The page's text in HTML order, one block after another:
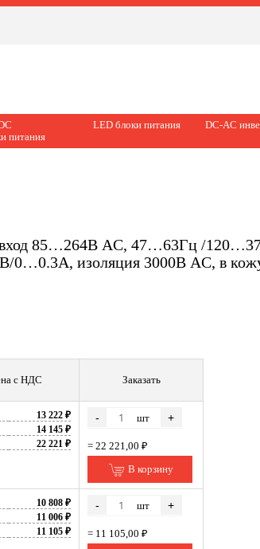
питания
LED блоки питания DC-AC
вход 85…264В AC, 47…63Гц /
изоляция 3000В AC, в
с НДС Заказать
13 222 ₽
14 145 ₽
22 221 ₽
- шт +
= 22 221,00 ₽
В корзину
10 808 ₽
11 006 ₽
11 105 ₽
- шт +
= 11 105,00 ₽